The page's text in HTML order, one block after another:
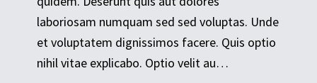
laboriosam numquam sed sed voluptas. Unde
et voluptatem dignissimos facere. Quis optio
nihil vitae explicabo. Optio velit au…